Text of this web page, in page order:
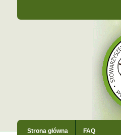
Strona główna FAQ